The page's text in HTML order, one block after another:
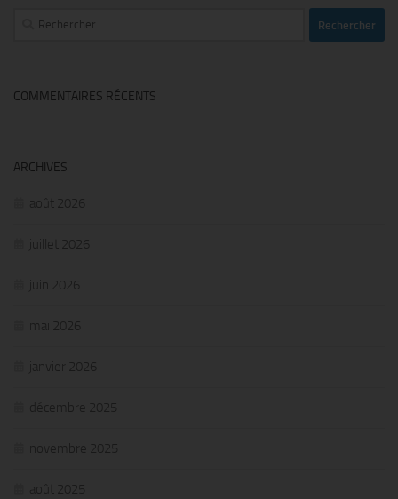
Rechercher :
COMMENTAIRES RÉCENTS
ARCHIVES
août 2026
juillet 2026
juin 2026
mai 2026
janvier 2026
décembre 2025
novembre 2025
août 2025